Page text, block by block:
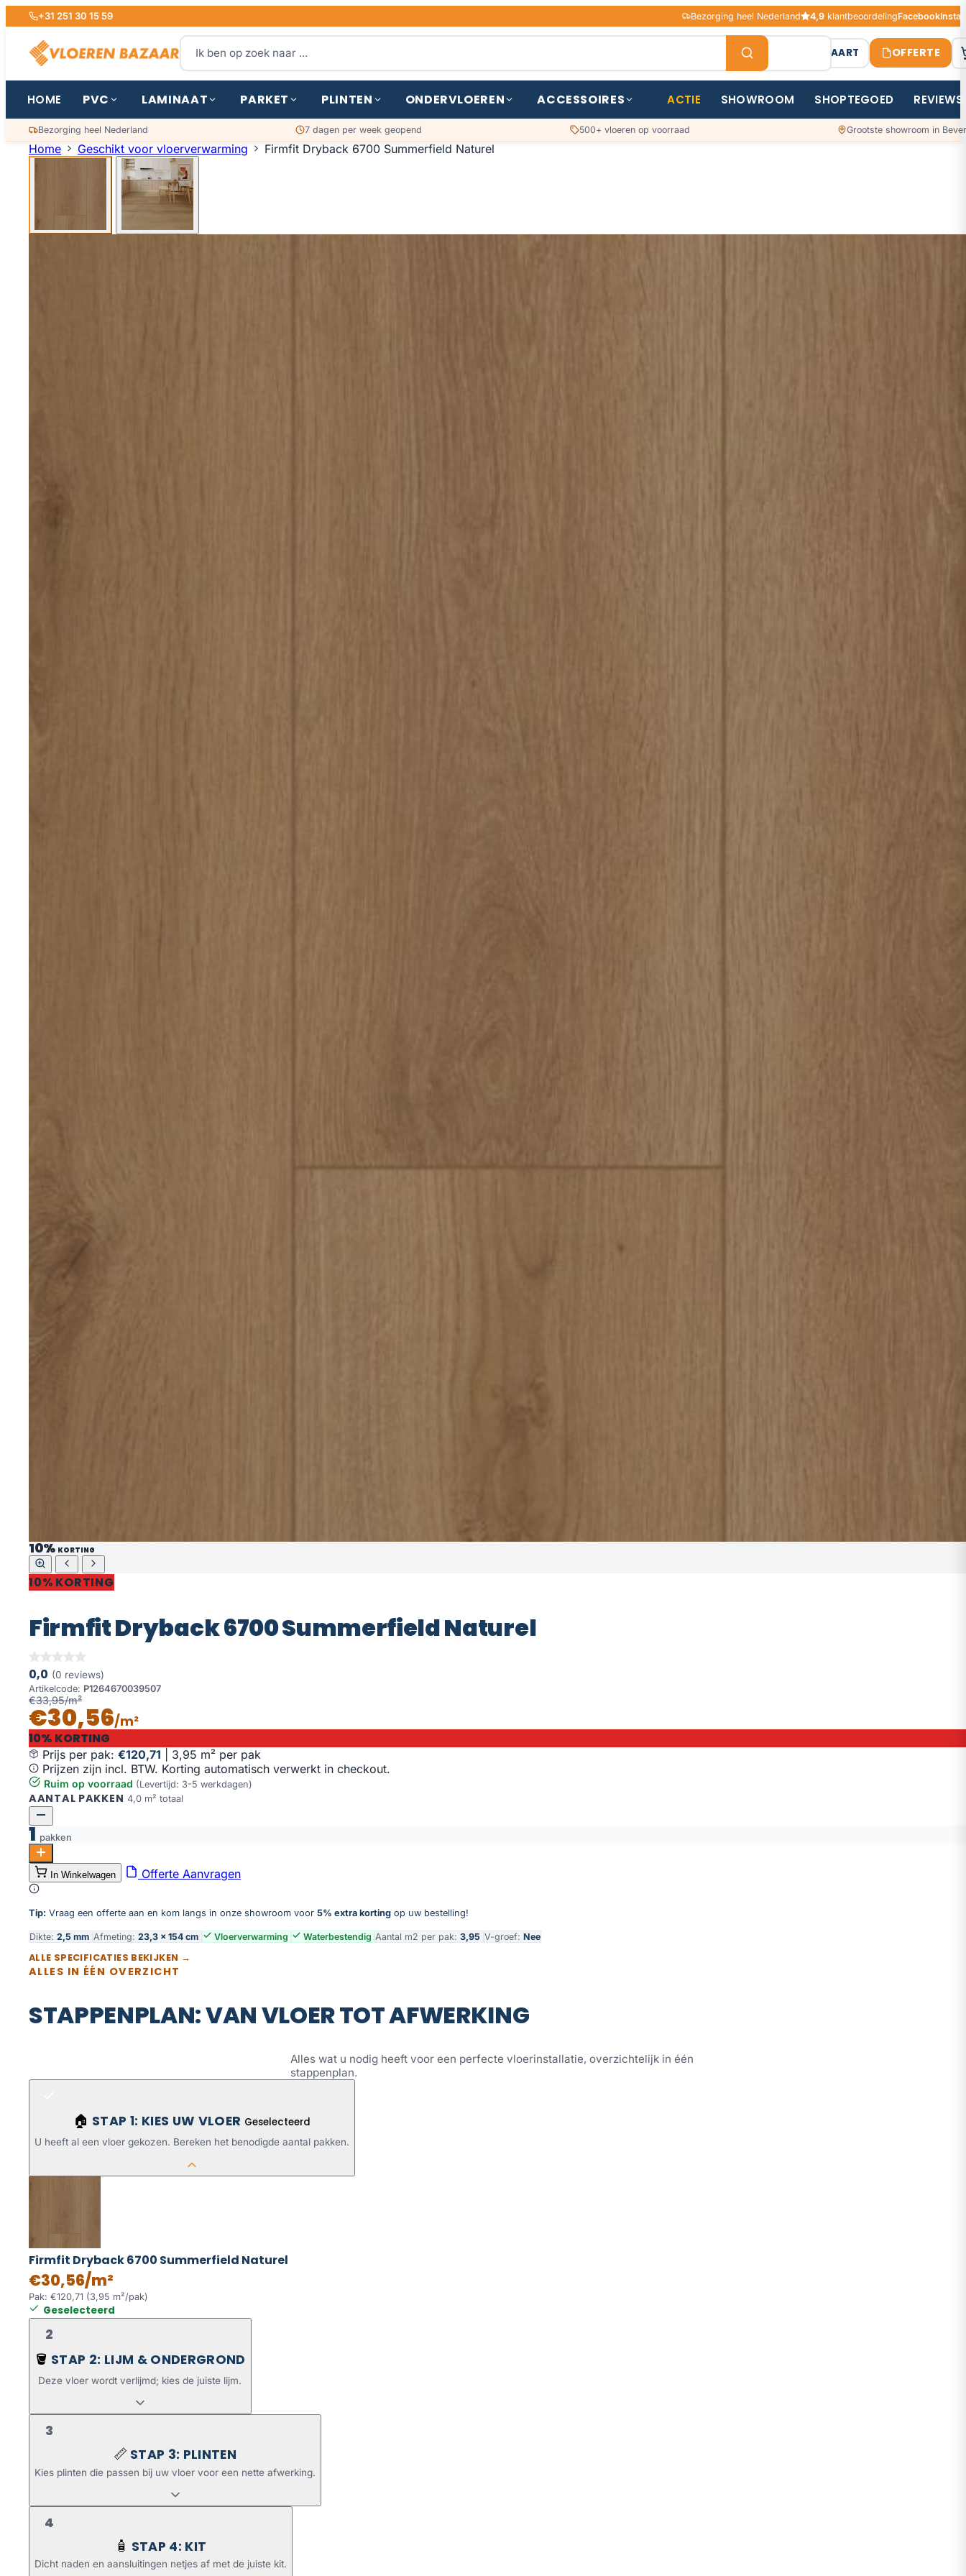
+31 251 30 15 59 Bezorging heel Nederland 4,9 klantbeoordelingFacebook
STAALKAART OFFERTE
HOME PVC LAMINAAT PARKET PLINTEN ONDERVLOEREN ACCESSOIRES ACTIE SHOWROOM SHOPTEGOED REVIEWS
Bezorging heel Nederland 7 dagen per week geopend 500+ vloeren op voorraad Grootste showroom in
Home Geschikt voor vloerverwarming Firmfit Dryback 6700 Summerfield Naturel
10% KORTING
10% KORTING
Firmfit Dryback 6700 Summerfield Naturel
0,0 (0 reviews)
Artikelcode: P1264670039507
€33,95/m²
€30,56/m²
10% KORTING
Prijs per pak: €120,71
3,95 m² per pak
Prijzen zijn incl. BTW. Korting automatisch verwerkt in checkout.
Ruim op voorraad (Levertijd: 3-5 werkdagen)
AANTAL PAKKEN 4,0 m² totaal
1 pakken
Firmfit Dryback 6700 Summerfield Naturel aantal
Toevoegen aan winkelwagen
In Winkelwagen Offerte Aanvragen
Tip: Vraag een offerte aan en kom langs in onze showroom voor 5% extra korting op uw bestelling!
Dikte: 2,5 mm Afmeting: 23,3 × 154 cm Vloerverwarming Waterbestendig Aantal m2 per pak: 3,95 V-groef: Nee
ALLE SPECIFICATIES BEKIJKEN →
ALLES IN ÉÉN OVERZICHT
STAPPENPLAN: VAN VLOER TOT AFWERKING
Alles wat u nodig heeft voor een perfecte vloerinstallatie, overzichtelijk in één
stappenplan.
🏠 STAP 1: KIES UW VLOER Geselecteerd
U heeft al een vloer gekozen. Bereken het benodigde aantal pakken.
Firmfit Dryback 6700 Summerfield Naturel
€30,56/m²
Pak: €120,71 (3,95 m²/pak)
Geselecteerd
2
🪣 STAP 2: LIJM & ONDERGROND
Deze vloer wordt verlijmd; kies de juiste lijm.
3
📏 STAP 3: PLINTEN
Kies plinten die passen bij uw vloer voor een nette afwerking.
4
🧴 STAP 4: KIT
Dicht naden en aansluitingen netjes af met de juiste kit.